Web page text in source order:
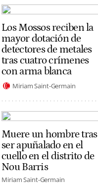
Los Mossos reciben la
mayor dotación de
detectores de metales
tras cuatro crímenes
con arma blanca
Miriam Saint-Germain
Muere un hombre tras
ser apuñalado en el
cuello en el distrito de
Nou Barris
Miriam Saint-Germain